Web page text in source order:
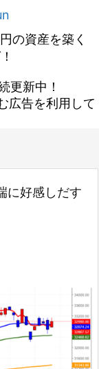
の資産を築く
更新中！
広告を利用して
に好感しだす